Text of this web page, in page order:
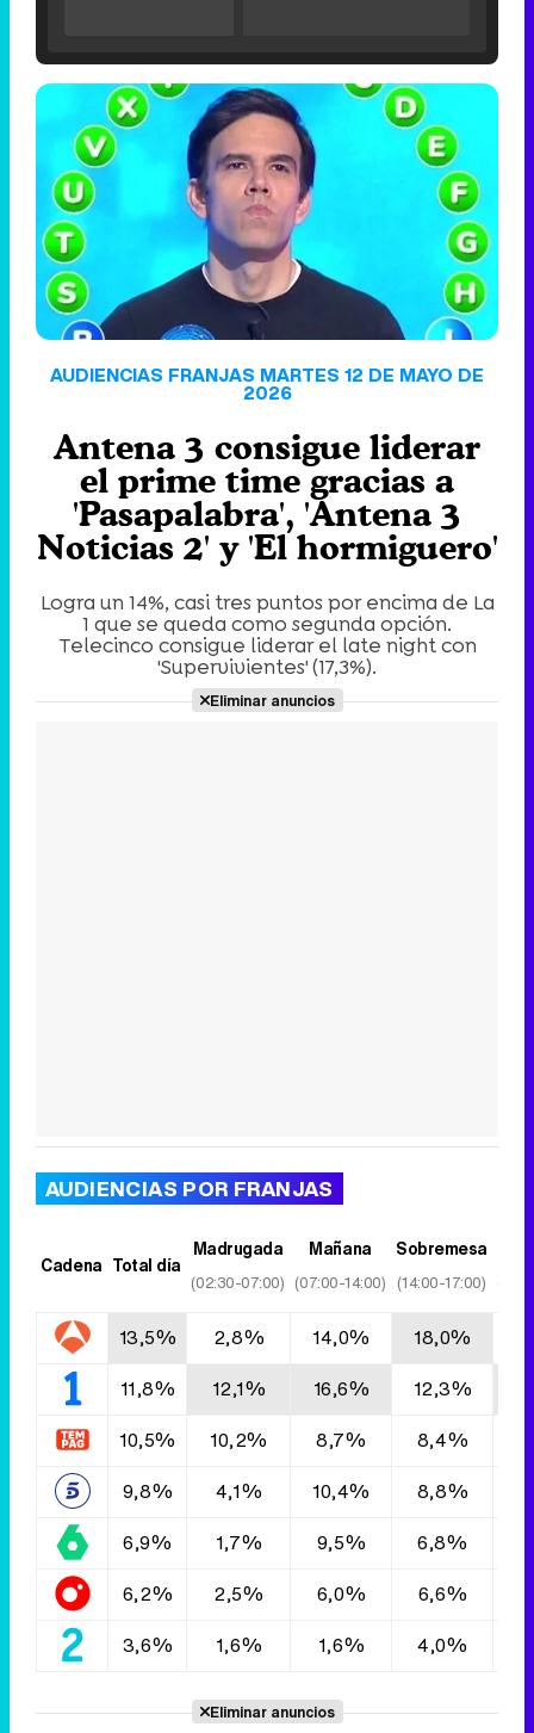
'120 Minutos' celebra sus 2.000 programas en Telemadrid con un vídeo del día a día en la redacción
Tráiler de '33 días', la nueva serie de Atresplayer con Julián Villagrán y José Manuel Poga
Tráiler en catalán de 'Ravalear', la nueva serie de HBO Max sobre los fondos buitre
AUDIENCIAS FRANJAS MARTES 12 DE MAYO DE
2026
Antena 3 consigue liderar
el prime time gracias a
'Pasapalabra', 'Antena 3
Noticias 2' y 'El hormiguero'
Logra un 14%, casi tres puntos por encima de La
1 que se queda como segunda opción.
Telecinco consigue liderar el late night con
'Supervivientes' (17,3%).
Eliminar anuncios
AUDIENCIAS POR FRANJAS
Cadena Total día
Madrugada
(02:30-07:00)
Mañana
(07:00-14:00)
Sobremesa
(14:00-17:00)
13,5% 2,8% 14,0% 18,0%
11,8%
12,1% 16,6% 12,3%
10,5%
10,2% 8,7% 8,4%
9,8%
4,1% 10,4% 8,8%
6,9%
1,7% 9,5% 6,8%
6,2%
2,5% 6,0% 6,6%
3,6%
1,6% 1,6% 4,0%
Eliminar anuncios